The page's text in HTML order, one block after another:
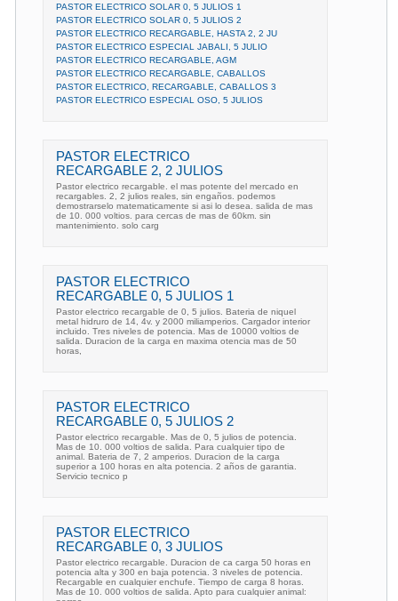
PASTOR ELECTRICO SOLAR 0, 5 JULIOS 1
PASTOR ELECTRICO SOLAR 0, 5 JULIOS 2
PASTOR ELECTRICO RECARGABLE, HASTA 2, 2 JU
PASTOR ELECTRICO ESPECIAL JABALI, 5 JULIO
PASTOR ELECTRICO RECARGABLE, AGM
PASTOR ELECTRICO RECARGABLE, CABALLOS
PASTOR ELECTRICO, RECARGABLE, CABALLOS 3
PASTOR ELECTRICO ESPECIAL OSO, 5 JULIOS
PASTOR ELECTRICO
RECARGABLE 2, 2 JULIOS
Pastor electrico recargable. el mas potente del mercado en
recargables. 2, 2 julios reales, sin engaños. podemos
demostrarselo matematicamente si asi lo desea. salida de mas
de 10. 000 voltios. para cercas de mas de 60km. sin
mantenimiento. solo carg
PASTOR ELECTRICO
RECARGABLE 0, 5 JULIOS 1
Pastor electrico recargable de 0, 5 julios. Bateria de niquel
metal hidruro de 14, 4v. y 2000 miliamperios. Cargador interior
incluido. Tres niveles de potencia. Mas de 10000 voltios de
salida. Duracion de la carga en maxima otencia mas de 50
horas,
PASTOR ELECTRICO
RECARGABLE 0, 5 JULIOS 2
Pastor electrico recargable. Mas de 0, 5 julios de potencia.
Mas de 10. 000 voltios de salida. Para cualquier tipo de
animal. Bateria de 7, 2 amperios. Duracion de la carga
superior a 100 horas en alta potencia. 2 años de garantia.
Servicio tecnico p
PASTOR ELECTRICO
RECARGABLE 0, 3 JULIOS
Pastor electrico recargable. Duracion de ca carga 50 horas en
potencia alta y 300 en baja potencia. 3 niveles de potencia.
Recargable en cualquier enchufe. Tiempo de carga 8 horas.
Mas de 10. 000 voltios de salida. Apto para cualquier animal: